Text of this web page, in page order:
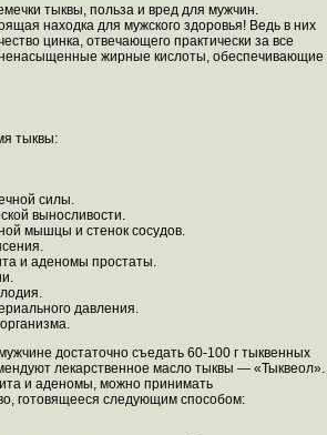
тыквы, польза и вред для мужчин.
находка для мужского здоровья! Ведь в них
цинка, отвечающего практически за все
жирные кислоты, обеспечивающие
тыквы:
силы.
выносливости.
мышцы и стенок сосудов.
и аденомы простаты.
давления.
достаточно съедать 60-100 г тыквенных
лекарственное масло тыквы — «Тыквеол».
и аденомы, можно принимать
готовящееся следующим способом: